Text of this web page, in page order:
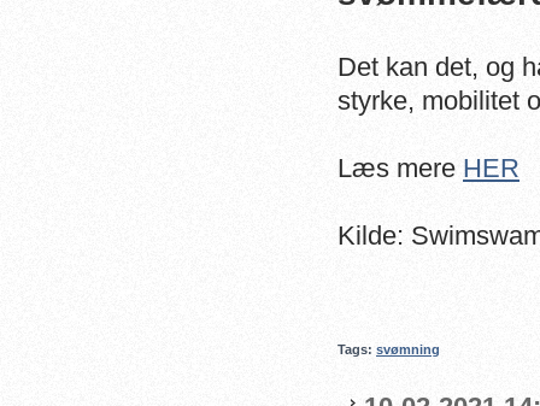
Det kan det, og
styrke, mobilitet
Læs mere HER
Kilde:
Tags: svømning